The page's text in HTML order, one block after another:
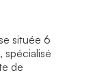
située 6
spécialisé
de